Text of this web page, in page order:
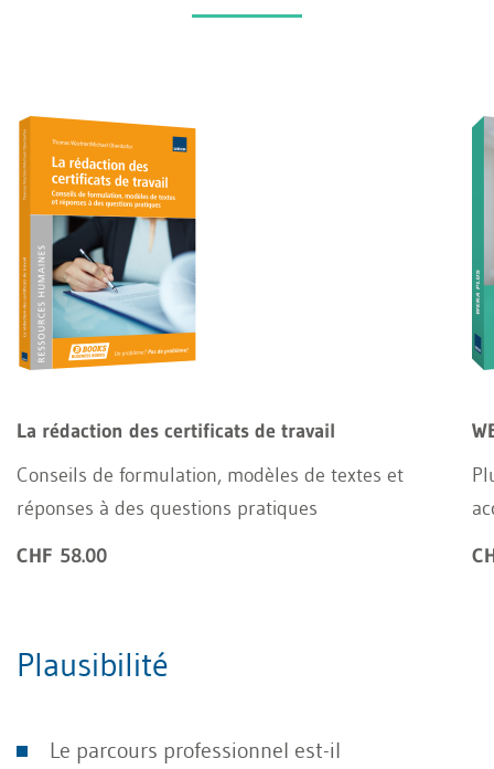
La rédaction des certificats de travail
Conseils de formulation, modèles de textes et
réponses à des questions pratiques
CHF 58.00
Plausibilité
Le parcours professionnel est-il